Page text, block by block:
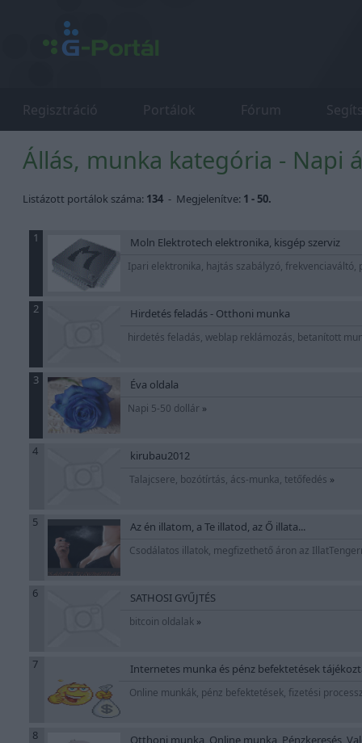
Regisztráció Portálok Fórum
Állás, munka kategória - Napi
Listázott portálok száma: 134 - Megjelenítve: 1 - 50.
1 Moln Elektrotech elektronika, kisgép szerviz
Ipari elektronika, hajtás szabályzó,
2 Hirdetés feladás - Otthoni munka
hirdetés feladás, weblap reklámozás, betanított
3 Éva oldala
Napi 5-50 dollár »
4 kirubau2012
Talajcsere, bozótírtás, ács-munka, tetőfedés »
5 Az én illatom, a Te illatod, az Ő illata...
Csodálatos illatok, megfizethető áron az
6 SATHOSI GYŰJTÉS
bitcoin oldalak »
7 Internetes munka és pénz befektetések
Online munkák, pénz befektetések, fizetési
8 Otthoni munka, Online munka, Pénzkeresés,